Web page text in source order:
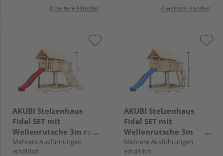
4 weitere Händler 4 weitere Händler
AKUBI Stelzenhaus
Fidel SET mit
Wellenrutsche 3m rot
Holzrampe
Mehrere Ausführungen
erhältlich
AKUBI Stelzenhaus
Fidel SET mit
Wellenrutsche 3m
blau
Mehrere Ausführungen
erhältlich